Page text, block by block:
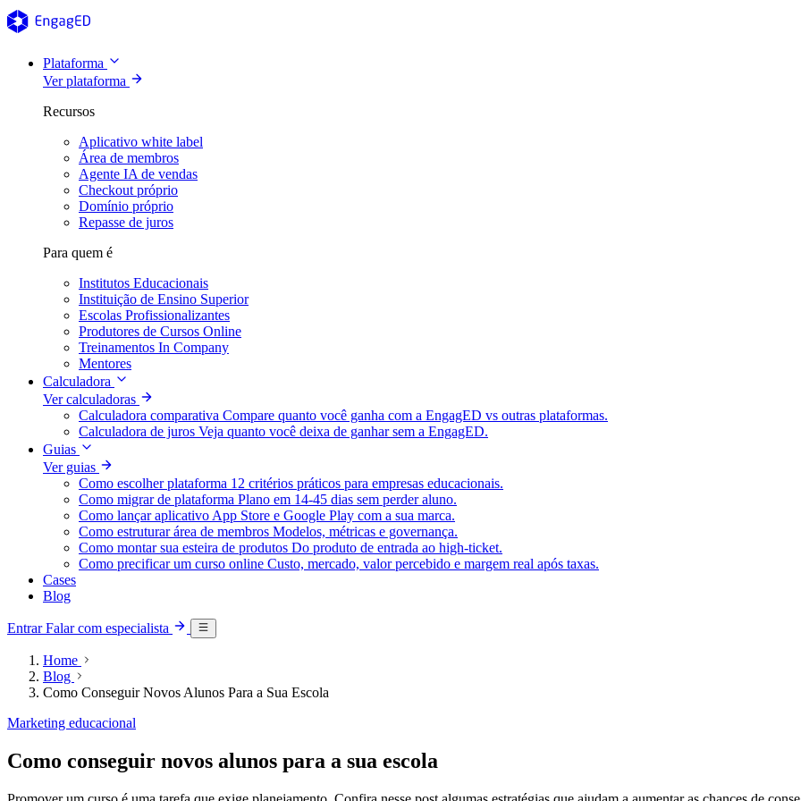
Plataforma
Ver plataforma
Recursos
Aplicativo white label
Área de membros
Agente IA de vendas
Checkout próprio
Domínio próprio
Repasse de juros
Para quem é
Institutos Educacionais
Instituição de Ensino Superior
Escolas Profissionalizantes
Produtores de Cursos Online
Treinamentos In Company
Mentores
Calculadora
Ver calculadoras
Calculadora comparativa Compare quanto você ganha com a EngagED vs outras plataformas.
Calculadora de juros Veja quanto você deixa de ganhar sem a EngagED.
Guias
Ver guias
Como escolher plataforma 12 critérios práticos para empresas educacionais.
Como migrar de plataforma Plano em 14-45 dias sem perder aluno.
Como lançar aplicativo App Store e Google Play com a sua marca.
Como estruturar área de membros Modelos, métricas e governança.
Como montar sua esteira de produtos Do produto de entrada ao high-ticket.
Como precificar um curso online Custo, mercado, valor percebido e margem real após taxas.
Cases
Blog
EntrarFalar com especialista
Home
Blog
Como Conseguir Novos Alunos Para a Sua Escola
Marketing educacional
Como conseguir novos alunos para a sua escola